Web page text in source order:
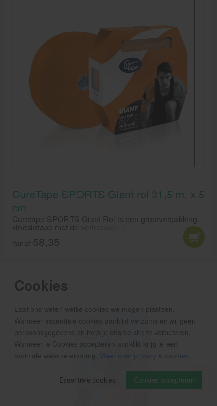
Cookies
Laat ons weten welke cookies we mogen plaatsen.
Wanneer essentiële cookies aanklikt verzamelen wij geen
persoonsgegevens en help je ons de site te verbeteren.
Wanneer je Cookies accepteren aanklikt krijg je een
optimale website ervaring. Meer over privacy & cookies
Cookies accepteren
Essentiële cookies
CureTape SPORTS Giant rol 31,5 m. x 5
cm.
Curetape SPORTS Giant Rol is een grootverpakking
kinesiotape met de vertrouwde 5 cm. breedte, deze
CureTape die water resistent is zit op een rol van 31,5
meter. CureTape SPORTS wordt net als gewone
Vanaf 58,35